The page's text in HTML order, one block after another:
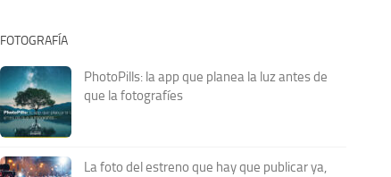
FOTOGRAFÍA
PhotoPills: la app que planea la luz antes de
que la fotografíes
La foto del estreno que hay que publicar ya,